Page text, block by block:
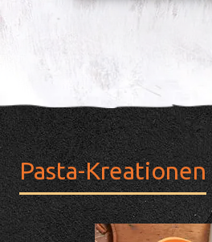
Pasta-Kreationen